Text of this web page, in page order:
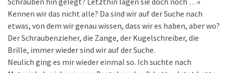
Kennen wir das nicht alle? Da sind wir auf der Suche nach
etwas, von dem wir genau wissen, dass wir es haben, aber wo?
Der Schraubenzieher, die Zange, der Kugelschreiber, die
Brille, immer wieder sind wir auf der Suche.
Neulich ging es mir wieder einmal so. Ich suchte nach